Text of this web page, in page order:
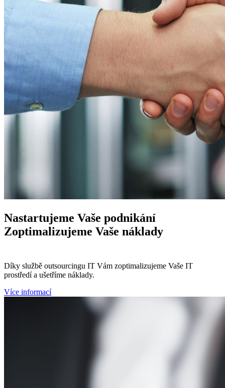
Nastartujeme Vaše podnikání
Zoptimalizujeme Vaše náklady
Díky službě outsourcingu IT Vám zoptimalizujeme Vaše IT
prostředí a ušetříme náklady.
Více informací